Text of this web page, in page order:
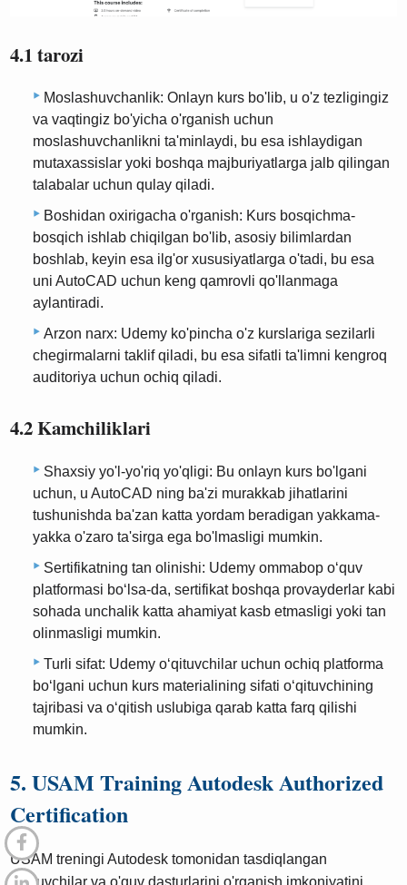
4.1 tarozi
Moslashuvchanlik: Onlayn kurs bo'lib, u o'z tezligingiz
va vaqtingiz bo'yicha o'rganish uchun
moslashuvchanlikni ta'minlaydi, bu esa ishlaydigan
mutaxassislar yoki boshqa majburiyatlarga jalb qilingan
talabalar uchun qulay qiladi.
Boshidan oxirigacha o'rganish: Kurs bosqichma-
bosqich ishlab chiqilgan bo'lib, asosiy bilimlardan
boshlab, keyin esa ilg'or xususiyatlarga o'tadi, bu esa
uni AutoCAD uchun keng qamrovli qo'llanmaga
aylantiradi.
Arzon narx: Udemy ko'pincha o'z kurslariga sezilarli
chegirmalarni taklif qiladi, bu esa sifatli ta'limni kengroq
auditoriya uchun ochiq qiladi.
4.2 Kamchiliklari
Shaxsiy yo'l-yo'riq yo'qligi: Bu onlayn kurs bo'lgani
uchun, u AutoCAD ning ba'zi murakkab jihatlarini
tushunishda ba'zan katta yordam beradigan yakkama-
yakka o'zaro ta'sirga ega bo'lmasligi mumkin.
Sertifikatning tan olinishi: Udemy ommabop oʻquv
platformasi boʻlsa-da, sertifikat boshqa provayderlar kabi
sohada unchalik katta ahamiyat kasb etmasligi yoki tan
olinmasligi mumkin.
Turli sifat: Udemy o‘qituvchilar uchun ochiq platforma
bo‘lgani uchun kurs materialining sifati o‘qituvchining
tajribasi va o‘qitish uslubiga qarab katta farq qilishi
mumkin.
5. USAM Training Autodesk Authorized
Certification
USAM treningi Autodesk tomonidan tasdiqlangan
o'qituvchilar va o'quv dasturlarini o'rganish imkoniyatini